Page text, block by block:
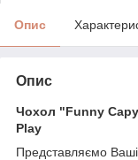
Опис
Опис
Чохол "Funny
Play
Представляємо